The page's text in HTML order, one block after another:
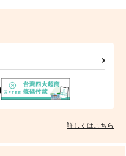
詳しくはこちら